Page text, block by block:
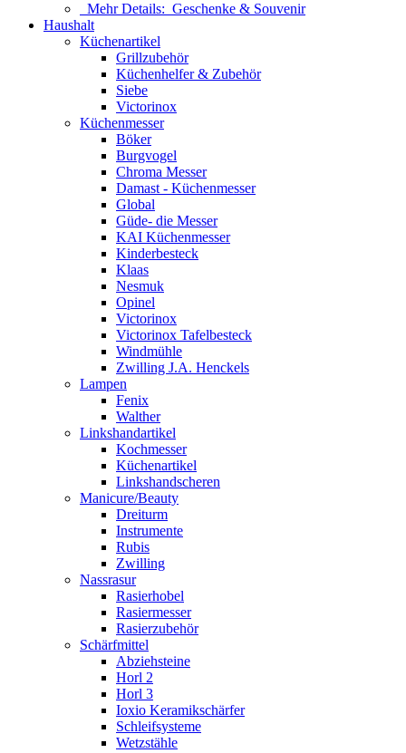
Mehr Details: Geschenke & Souvenir
Haushalt
Küchenartikel
Grillzubehör
Küchenhelfer & Zubehör
Siebe
Victorinox
Küchenmesser
Böker
Burgvogel
Chroma Messer
Damast - Küchenmesser
Global
Güde- die Messer
KAI Küchenmesser
Kinderbesteck
Klaas
Nesmuk
Opinel
Victorinox
Victorinox Tafelbesteck
Windmühle
Zwilling J.A. Henckels
Lampen
Fenix
Walther
Linkshandartikel
Kochmesser
Küchenartikel
Linkshandscheren
Manicure/Beauty
Dreiturm
Instrumente
Rubis
Zwilling
Nassrasur
Rasierhobel
Rasiermesser
Rasierzubehör
Schärfmittel
Abziehsteine
Horl 2
Horl 3
Ioxio Keramikschärfer
Schleifsysteme
Wetzstähle